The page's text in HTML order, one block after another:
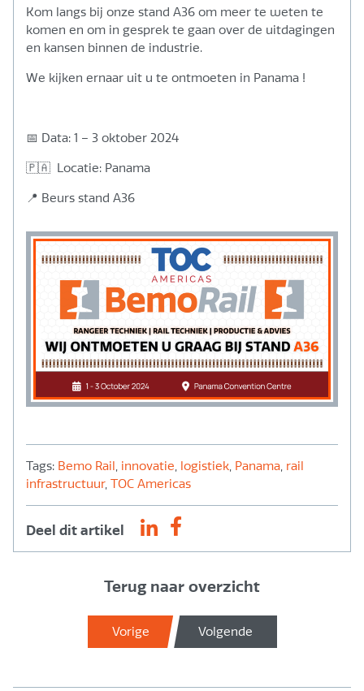
Kom langs bij onze stand A36 om meer te weten te
komen en om in gesprek te gaan over de uitdagingen
en kansen binnen de industrie.
We kijken ernaar uit u te ontmoeten in Panama !
📅 Data: 1 – 3 oktober 2024
🇵🇦 Locatie: Panama
📍 Beurs stand A36
Tags: Bemo Rail, innovatie, logistiek, Panama, rail
infrastructuur, TOC Americas
Deel dit artikel
Vorige
Terug naar overzicht
Volgende